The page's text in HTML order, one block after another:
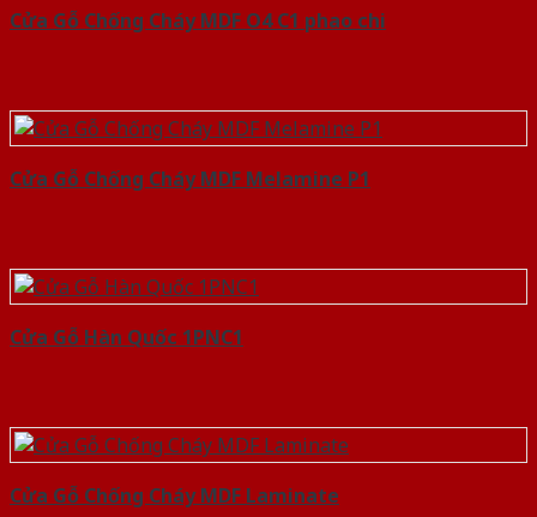
Cửa Gỗ Chống Cháy MDF O4 C1 phao chi
Cửa Gỗ Chống Cháy MDF Melamine P1
Cửa Gỗ Hàn Quốc 1PNC1
Cửa Gỗ Chống Cháy MDF Laminate